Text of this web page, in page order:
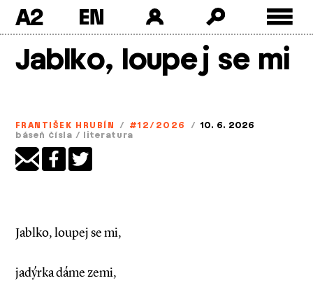
A2
Jablko, loupej se mi
FRANTIŠEK HRUBÍN / #12/2026 / 10. 6. 2026
báseň čísla / literatura
Jablko, loupej se mi,
jadýrka dáme zemi,